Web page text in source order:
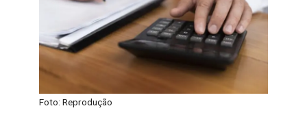
Foto: Reprodução